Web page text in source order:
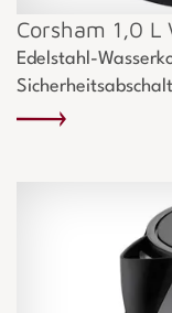
Corsham 1,0 L
Edelstahl-